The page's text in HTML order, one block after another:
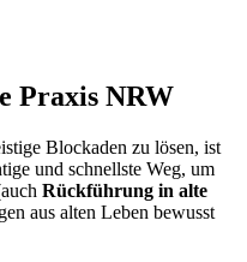
Praxis NRW
Blockaden zu lösen, ist
und schnellste Weg, um
Rückführung in alte
aus alten Leben bewusst